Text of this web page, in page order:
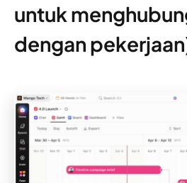
untuk
dengan